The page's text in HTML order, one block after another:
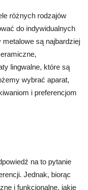
różnych rodzajów
do indywidualnych
metalowe są najbardziej
lingwalne, które są
wybrać aparat,
i preferencjom
na to pytanie
Jednak, biorąc
i funkcjonalne, jakie